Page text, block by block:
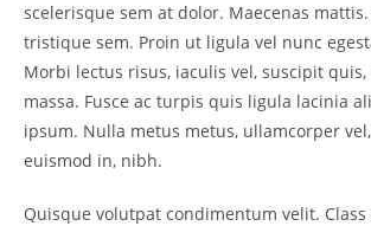
scelerisque sem at dolor. Maecenas
tristique sem. Proin ut ligula vel nunc
Morbi lectus risus, iaculis vel, suscipit
massa. Fusce ac turpis quis ligula lacinia
ipsum. Nulla metus metus, ullamcorper
euismod in, nibh.
Quisque volutpat condimentum velit.